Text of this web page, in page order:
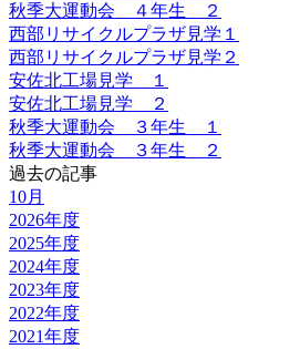
秋季大運動会 ４年生 ２
西部リサイクルプラザ見学１
西部リサイクルプラザ見学２
安佐北工場見学 １
安佐北工場見学 ２
秋季大運動会 ３年生 １
秋季大運動会 ３年生 ２
過去の記事
10月
2026年度
2025年度
2024年度
2023年度
2022年度
2021年度